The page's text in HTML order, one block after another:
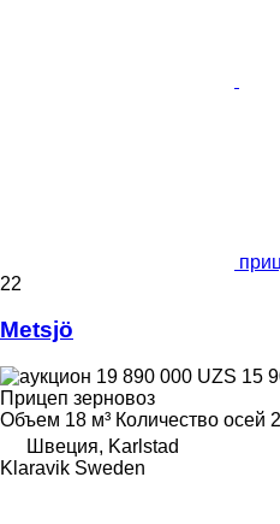
22
Metsjö
19 890 000 UZS 15
Прицеп зерновоз
Объем 18 м³ Количество осей 2
Швеция, Karlstad
Klaravik Sweden